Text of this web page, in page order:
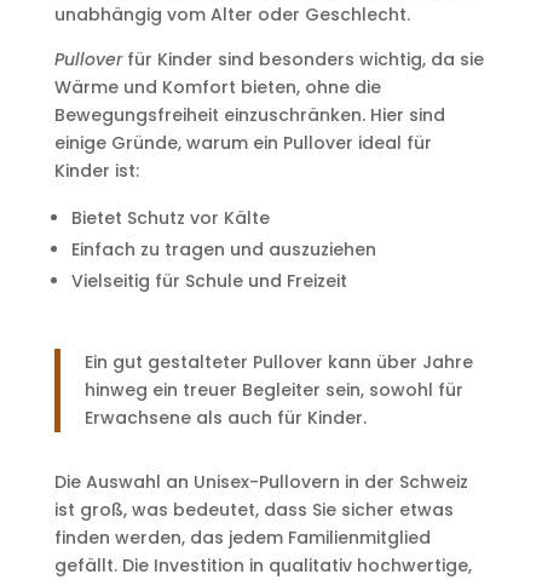
unabhängig vom Alter oder Geschlecht.
Pulloverfür Kinder sind besonders wichtig, da sie
Wärme und Komfort bieten, ohne die
Bewegungsfreiheit einzuschränken. Hier sind
einige Gründe, warum ein Pullover ideal für
Kinder ist:
Bietet Schutz vor Kälte
Einfach zu tragen und auszuziehen
Vielseitig für Schule und Freizeit
Ein gut gestalteter Pullover kann über Jahre
hinweg ein treuer Begleiter sein, sowohl für
Erwachsene als auch für Kinder.
Die Auswahl an Unisex-Pullovern in der Schweiz
ist groß, was bedeutet, dass Sie sicher etwas
finden werden, das jedem Familienmitglied
gefällt. Die Investition in qualitativ hochwertige,